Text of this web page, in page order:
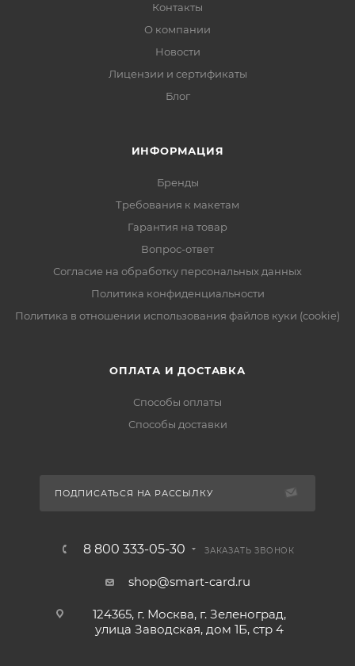
Контакты
О компании
Новости
Лицензии и сертификаты
Блог
ИНФОРМАЦИЯ
Бренды
Требования к макетам
Гарантия на товар
Вопрос-ответ
Согласие на обработку персональных данных
Политика конфиденциальности
Политика в отношении использования файлов куки (cookie)
ОПЛАТА И ДОСТАВКА
Способы оплаты
Способы доставки
ПОДПИСАТЬСЯ НА РАССЫЛКУ
8 800 333-05-30 ЗАКАЗАТЬ ЗВОНОК
shop@smart-card.ru
124365, г. Москва, г. Зеленоград,
улица Заводская, дом 1Б, стр 4